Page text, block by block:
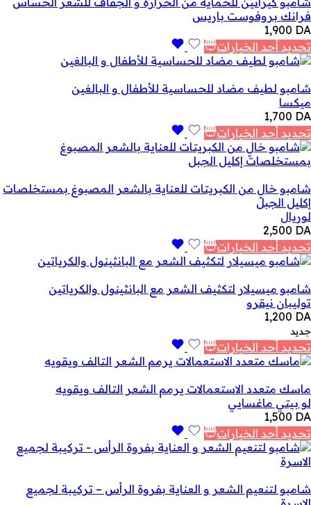
فرانك بروفوست باريس
1,900 DA
تحديد أحد الخيارات
شامبو لطيف مضاد للحساسية للأطفال و البالغين
ميكسا
1,700 DA
تحديد أحد الخيارات
شامبو خالٍ من الكبريتات للعناية بالشعر المصبوغ بمستخلصات
إكليل الجبل
لوريال
2,500 DA
تحديد أحد الخيارات
شامبو ميسيلار لتكثيف الشعر مع البانثينول والكرياتين
توليبان نيقرو
1,200 DA
جديد
تحديد أحد الخيارات
ماسك متعدد الاستعمالات يرمم الشعر التالف ويقويه
لو بيتي ماغسايي
1,500 DA
تحديد أحد الخيارات
شامبو لتنعيم الشعر و العناية بفروة الرأس – تركيبة لجميع